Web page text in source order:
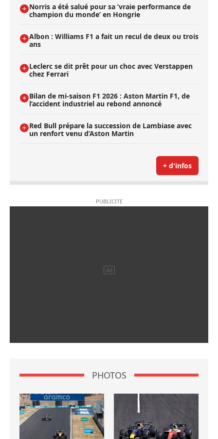
Norris a été salué pour sa ’vraie performance de
champion du monde’ en Hongrie
Albon : Williams F1 a fait un recul de deux ou trois
ans
Leclerc se dit prêt pour un choc avec Verstappen
chez Ferrari
Bilan de mi-saison F1 2026 : Aston Martin F1, de
l’accident industriel au rebond annoncé
Red Bull prépare la succession de Lambiase avec
un renfort venu d’Aston Martin
+ d'infos
PHOTOS